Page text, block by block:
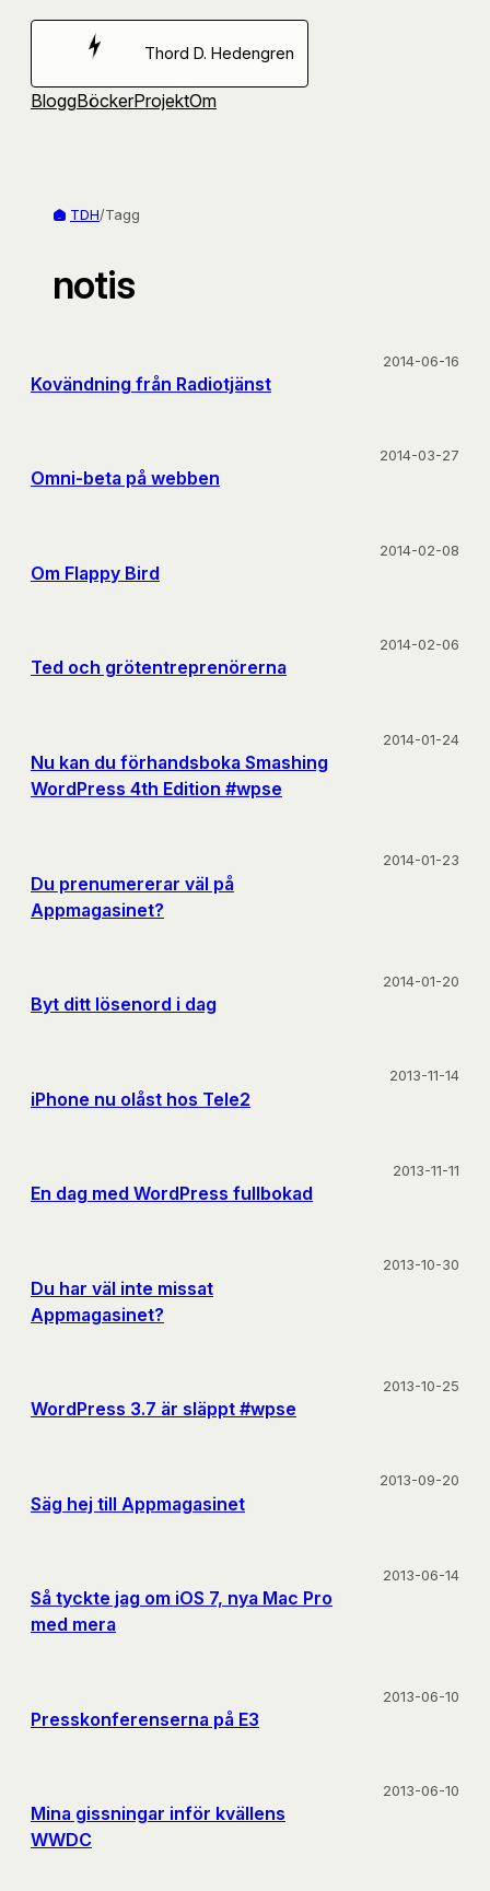
Hoppa
Thord D. Hedengren
BloggBöckerProjektOm
TDH/Tagg
notis
Kovändning från Radiotjänst
2014-06-16
Omni-beta på webben
2014-03-27
Om Flappy Bird
2014-02-08
Ted och grötentreprenörerna
2014-02-06
Nu kan du förhandsboka Smashing
WordPress 4th Edition #wpse
2014-01-24
Du prenumererar väl på
Appmagasinet?
2014-01-23
Byt ditt lösenord i dag
2014-01-20
iPhone nu olåst hos Tele2
2013-11-14
En dag med WordPress fullbokad
2013-11-11
Du har väl inte missat
Appmagasinet?
2013-10-30
WordPress 3.7 är släppt #wpse
2013-10-25
Säg hej till Appmagasinet
2013-09-20
Så tyckte jag om iOS 7, nya Mac Pro
med mera
2013-06-14
Presskonferenserna på E3
2013-06-10
Mina gissningar inför kvällens
WWDC
2013-06-10